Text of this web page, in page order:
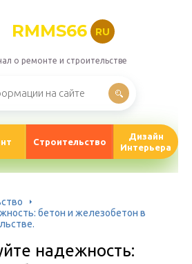
RMMS66 RU
о ремонте и строительстве
Строительство
Дизайн
Интерьера
бетон и железобетон в
надежность: